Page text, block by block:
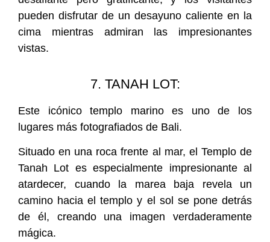
pueden disfrutar de un desayuno caliente en la
cima mientras admiran las impresionantes
vistas.
7. TANAH LOT:
Este icónico templo marino es uno de los
lugares más fotografiados de Bali.
Situado en una roca frente al mar, el Templo de
Tanah Lot es especialmente impresionante al
atardecer, cuando la marea baja revela un
camino hacia el templo y el sol se pone detrás
de él, creando una imagen verdaderamente
mágica.